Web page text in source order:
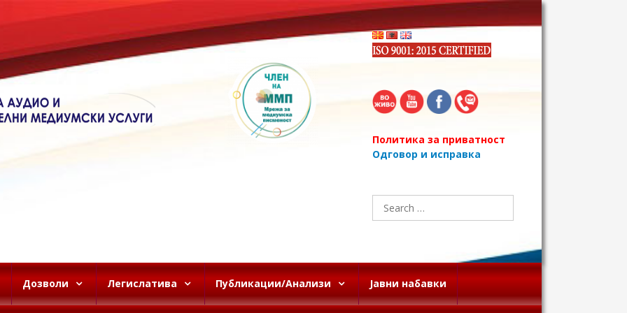
Политика за приватност
Одговор и исправка
Search
for:
Дозволи Легислатива Публикации/Анализи Јавни набавки